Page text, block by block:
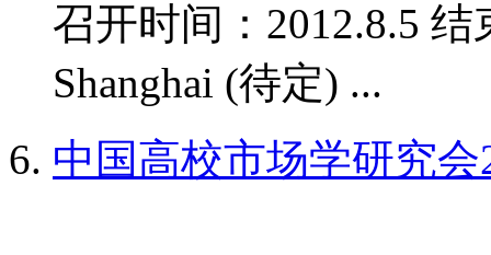
召开时间：2012.8.5
Shanghai (待定) ...
中国高校市场学研究会